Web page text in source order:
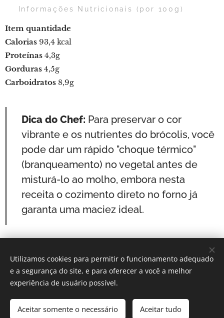
📊 Informações Nutricionais (por 100g)
Item quantidade
Calorias 93,4 kcal
Proteínas 4,3g
Gorduras 4,5g
Carboidratos 8,9g
Dica do Chef: Para preservar o cor
vibrante e os nutrientes do brócolis, você
pode dar um rápido "choque térmico"
(branqueamento) no vegetal antes de
misturá-lo ao molho, embora nesta
receita o cozimento direto no forno já
garanta uma maciez ideal.
Por: Verônica Silveira Nicoletti
Instagram: Gastronomundo.receitas
Idiomas
Utilizamos cookies para permitir o funcionamento adequado
e a segurança do site, e para oferecer a você a melhor
experiência de usuário possível.
Aceitar somente o necessário Aceitar tudo